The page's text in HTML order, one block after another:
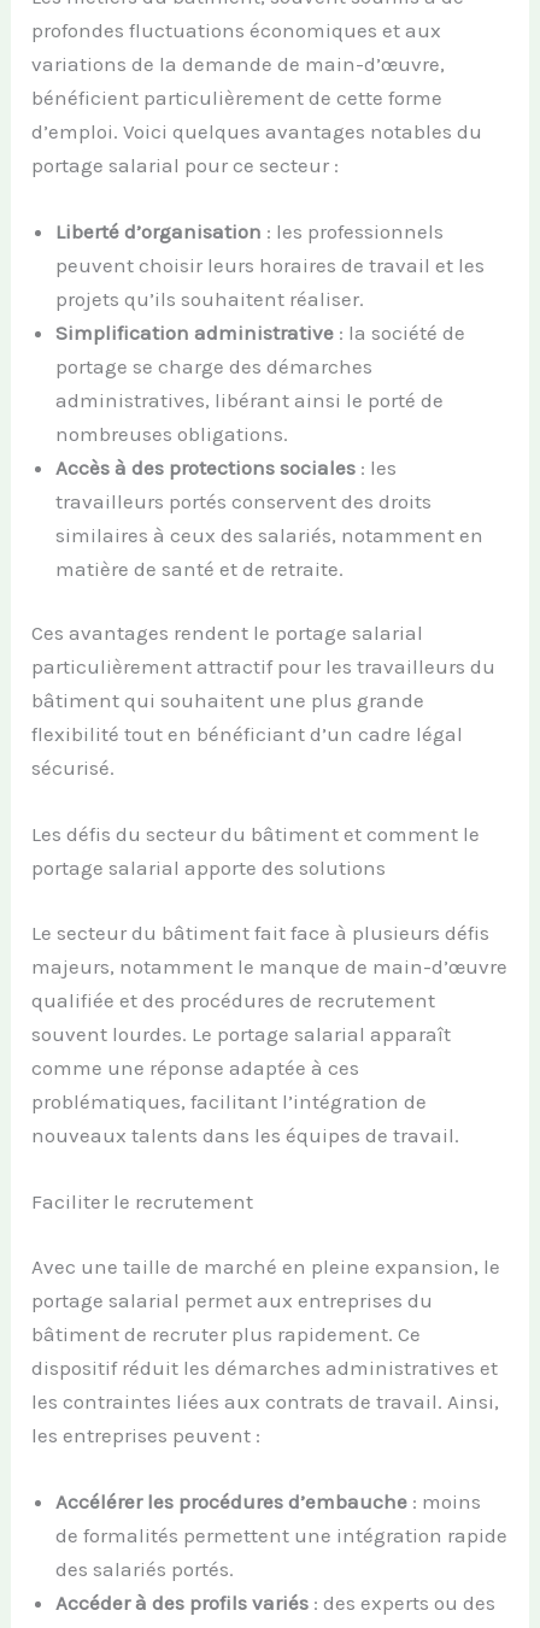
profondes fluctuations économiques et aux
variations de la demande de main-d’œuvre,
bénéficient particulièrement de cette forme
d’emploi. Voici quelques avantages notables du
portage salarial pour ce secteur :
Liberté d’organisation : les professionnels
peuvent choisir leurs horaires de travail et les
projets qu’ils souhaitent réaliser.
Simplification administrative : la société de
portage se charge des démarches
administratives, libérant ainsi le porté de
nombreuses obligations.
Accès à des protections sociales : les
travailleurs portés conservent des droits
similaires à ceux des salariés, notamment en
matière de santé et de retraite.
Ces avantages rendent le portage salarial
particulièrement attractif pour les travailleurs du
bâtiment qui souhaitent une plus grande
flexibilité tout en bénéficiant d’un cadre légal
sécurisé.
Les défis du secteur du bâtiment et comment le
portage salarial apporte des solutions
Le secteur du bâtiment fait face à plusieurs défis
majeurs, notamment le manque de main-d’œuvre
qualifiée et des procédures de recrutement
souvent lourdes. Le portage salarial apparaît
comme une réponse adaptée à ces
problématiques, facilitant l’intégration de
nouveaux talents dans les équipes de travail.
Faciliter le recrutement
Avec une taille de marché en pleine expansion, le
portage salarial permet aux entreprises du
bâtiment de recruter plus rapidement. Ce
dispositif réduit les démarches administratives et
les contraintes liées aux contrats de travail. Ainsi,
les entreprises peuvent :
Accélérer les procédures d’embauche : moins
de formalités permettent une intégration rapide
des salariés portés.
Accéder à des profils variés : des experts ou des